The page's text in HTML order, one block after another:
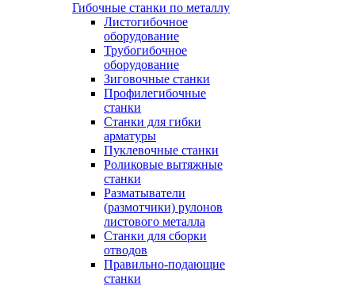
Гибочные станки по металлу
Листогибочное
оборудование
Трубогибочное
оборудование
Зиговочные станки
Профилегибочные
станки
Станки для гибки
арматуры
Пуклевочные станки
Роликовые вытяжные
станки
Разматыватели
(размотчики) рулонов
листового металла
Станки для сборки
отводов
Правильно-подающие
станки